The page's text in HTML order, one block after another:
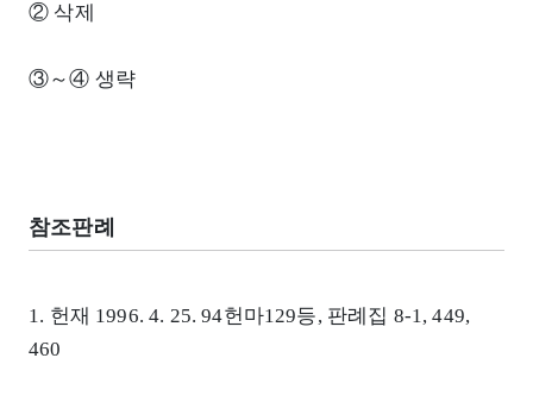
② 삭제
③～④ 생략
참조판례
1. 헌재 1996. 4. 25. 94헌마129등, 판례집 8-1, 449,
460